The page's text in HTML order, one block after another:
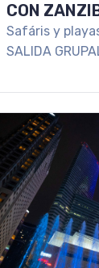
CON
Safáris y
SALIDA